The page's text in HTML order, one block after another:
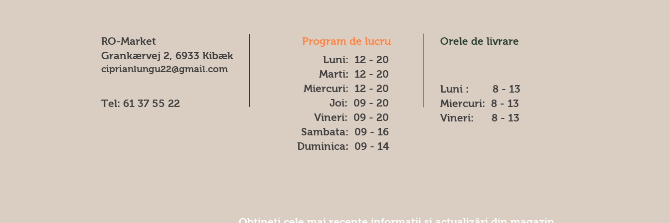
RO-Market
Grankærvej 2, 6933 Kibæk
ciprianlungu22@gmail.com
Orele de livrare
Program de lucru
Tel: 61 37 55 22
Luni: 12 - 20
Marti: 12 - 20
Miercuri: 12 - 20
Joi: 09 - 20
Vineri: 09 - 20
​​Sambata: 09 - 16
​Duminica: 09 - 14
Luni : 8 - 13
Miercuri: 8 - 13
Vineri: 8 - 13